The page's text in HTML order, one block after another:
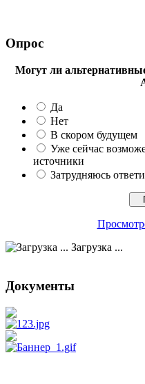
Опрос
Могут ли
Да
Нет
В скором будущем
Уже сейчас
источники
Затрудняюсь
Загрузка ...
Документы